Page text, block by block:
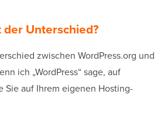
der Unterschied?
zwischen WordPress.org und
ich „WordPress“ sage, auf
Sie auf Ihrem eigenen Hosting-